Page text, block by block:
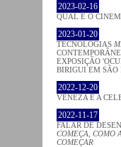
2023-02-16
QUAL É O
2023-01-20
TECNOLOGIAS
EXPOSIÇÃO
BIRIGUI EM SÃO
2022-12-20
VENEZA E A
2022-11-17
FALAR DE
COMEÇA, COMO
COMEÇAR